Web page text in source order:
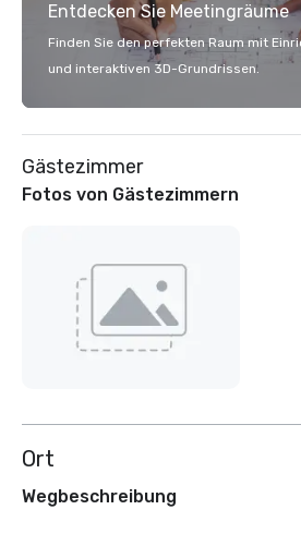
Entdecken Sie Meetingräume
Finden Sie den perfekten Raum mit
und interaktiven 3D-Grundrissen.
Gästezimmer
Fotos von Gästezimmern
Ort
Wegbeschreibung